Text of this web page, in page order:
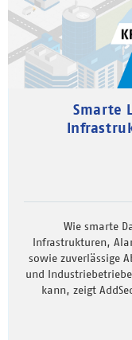
Smarte
Wie smarte
Infrastrukturen,
sowie zuverlässige
und
kann, zeigt